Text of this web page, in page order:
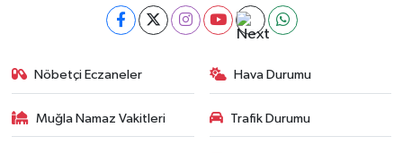
Nöbetçi Eczaneler Hava Durumu
Muğla Namaz Vakitleri Trafik Durumu